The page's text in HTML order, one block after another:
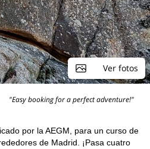
Ver fotos
"Easy booking for a perfect adventure!"
por la AEGM, para un curso de
de Madrid. ¡Pasa cuatro